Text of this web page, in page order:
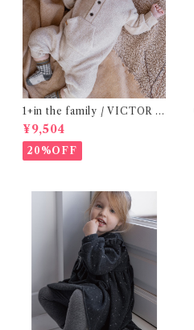
1+in the family / VICTOR (
12m )
¥9,504
20%OFF